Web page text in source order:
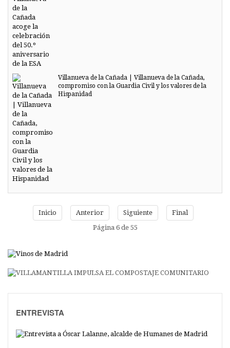
Villanueva de la Cañada | Villanueva de la Cañada,
compromiso con la Guardia Civil y los valores de la
Hispanidad
Inicio Anterior Siguiente
Final
Página 6 de 55
ENTREVISTA